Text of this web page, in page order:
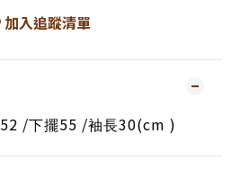
加入追蹤清單
52 /下擺55 /袖長30(cm )